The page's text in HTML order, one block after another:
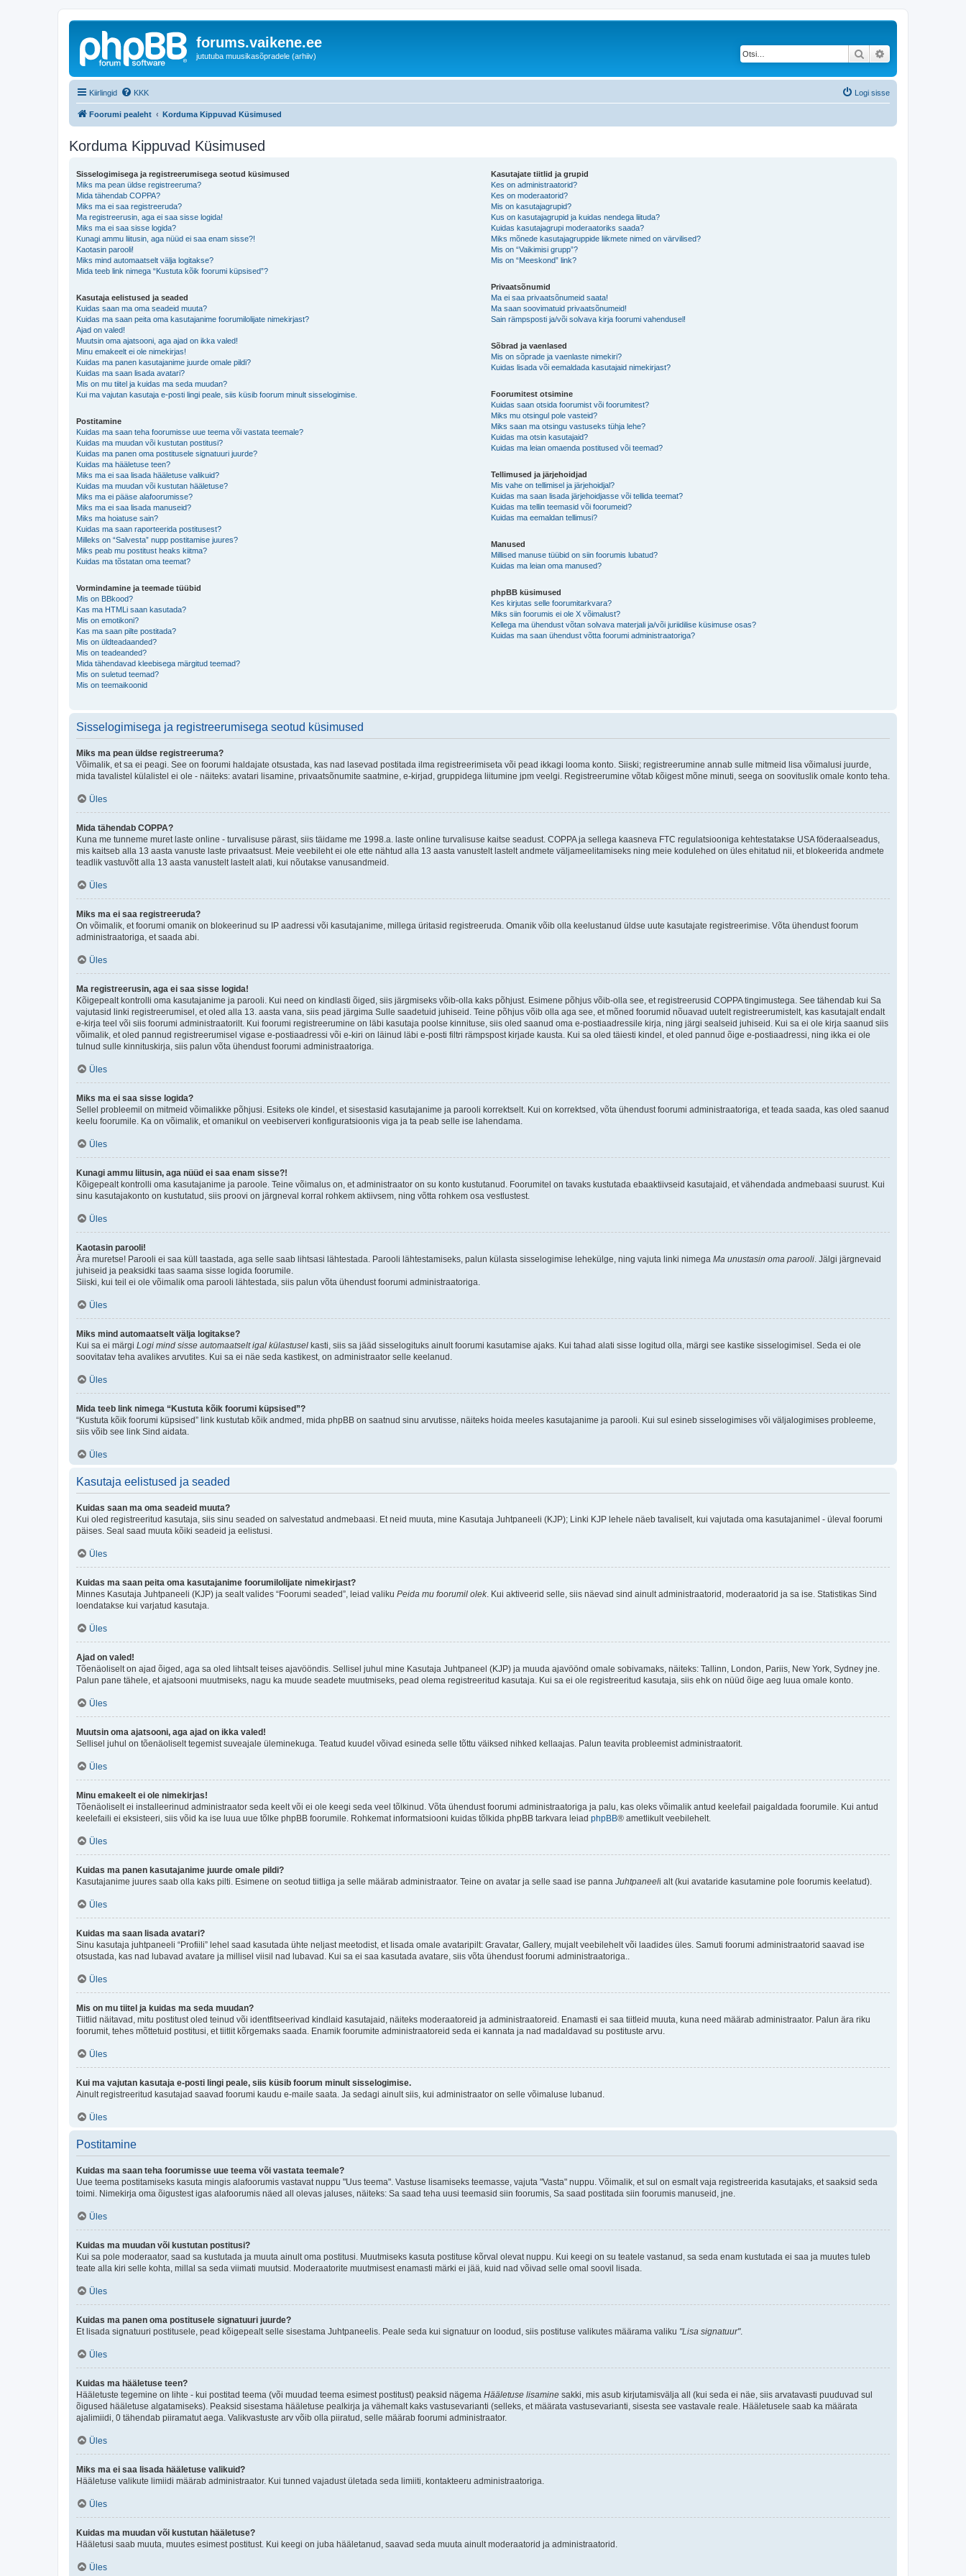
forums.vaikene.ee
jututuba muusikasõpradele (arhiiv) Otsi
Kiirlingid KKK Logi sisse
Foorumi pealeht Korduma Kippuvad Küsimused
Korduma Kippuvad Küsimused
Sisselogimisega ja registreerumisega seotud küsimused
Miks ma pean üldse registreeruma?
Mida tähendab COPPA?
Miks ma ei saa registreeruda?
Ma registreerusin, aga ei saa sisse logida!
Miks ma ei saa sisse logida?
Kunagi ammu liitusin, aga nüüd ei saa enam sisse?!
Kaotasin parooli!
Miks mind automaatselt välja logitakse?
Mida teeb link nimega “Kustuta kõik foorumi küpsised”?
Kasutaja eelistused ja seaded
Kuidas saan ma oma seadeid muuta?
Kuidas ma saan peita oma kasutajanime foorumilolijate nimekirjast?
Ajad on valed!
Muutsin oma ajatsooni, aga ajad on ikka valed!
Minu emakeelt ei ole nimekirjas!
Kuidas ma panen kasutajanime juurde omale pildi?
Kuidas ma saan lisada avatari?
Mis on mu tiitel ja kuidas ma seda muudan?
Kui ma vajutan kasutaja e-posti lingi peale, siis küsib foorum minult sisselogimise.
Postitamine
Kuidas ma saan teha foorumisse uue teema või vastata teemale?
Kuidas ma muudan või kustutan postitusi?
Kuidas ma panen oma postitusele signatuuri juurde?
Kuidas ma hääletuse teen?
Miks ma ei saa lisada hääletuse valikuid?
Kuidas ma muudan või kustutan hääletuse?
Miks ma ei pääse alafoorumisse?
Miks ma ei saa lisada manuseid?
Miks ma hoiatuse sain?
Kuidas ma saan raporteerida postitusest?
Milleks on “Salvesta” nupp postitamise juures?
Miks peab mu postitust heaks kiitma?
Kuidas ma tõstatan oma teemat?
Vormindamine ja teemade tüübid
Mis on BBkood?
Kas ma HTMLi saan kasutada?
Mis on emotikoni?
Kas ma saan pilte postitada?
Mis on üldteadaanded?
Mis on teadeanded?
Mida tähendavad kleebisega märgitud teemad?
Mis on suletud teemad?
Mis on teemaikoonid
Kasutajate tiitlid ja grupid
Kes on administraatorid?
Kes on moderaatorid?
Mis on kasutajagrupid?
Kus on kasutajagrupid ja kuidas nendega liituda?
Kuidas kasutajagrupi moderaatoriks saada?
Miks mõnede kasutajagruppide liikmete nimed on värvilised?
Mis on “Vaikimisi grupp”?
Mis on “Meeskond” link?
Privaatsõnumid
Ma ei saa privaatsõnumeid saata!
Ma saan soovimatuid privaatsõnumeid!
Sain rämpsposti ja/või solvava kirja foorumi vahendusel!
Sõbrad ja vaenlased
Mis on sõprade ja vaenlaste nimekiri?
Kuidas lisada või eemaldada kasutajaid nimekirjast?
Foorumitest otsimine
Kuidas saan otsida foorumist või foorumitest?
Miks mu otsingul pole vasteid?
Miks saan ma otsingu vastuseks tühja lehe?
Kuidas ma otsin kasutajaid?
Kuidas ma leian omaenda postitused või teemad?
Tellimused ja järjehoidjad
Mis vahe on tellimisel ja järjehoidjal?
Kuidas ma saan lisada järjehoidjasse või tellida teemat?
Kuidas ma tellin teemasid või foorumeid?
Kuidas ma eemaldan tellimusi?
Manused
Millised manuse tüübid on siin foorumis lubatud?
Kuidas ma leian oma manused?
phpBB küsimused
Kes kirjutas selle foorumitarkvara?
Miks siin foorumis ei ole X võimalust?
Kellega ma ühendust võtan solvava materjali ja/või juriidilise küsimuse osas?
Kuidas ma saan ühendust võtta foorumi administraatoriga?
Sisselogimisega ja registreerumisega seotud küsimused
Miks ma pean üldse registreeruma?
Võimalik, et sa ei peagi. See on foorumi haldajate otsustada, kas nad lasevad postitada ilma registreerimiseta või pead ikkagi looma konto. Siiski; registreerumine annab sulle mitmeid lisa võimalusi juurde,
mida tavalistel külalistel ei ole - näiteks: avatari lisamine, privaatsõnumite saatmine, e-kirjad, gruppidega liitumine jpm veelgi. Registreerumine võtab kõigest mõne minuti, seega on soovituslik omale konto teha.
Üles
Mida tähendab COPPA?
Kuna me tunneme muret laste online - turvalisuse pärast, siis täidame me 1998.a. laste online turvalisuse kaitse seadust. COPPA ja sellega kaasneva FTC regulatsiooniga kehtestatakse USA föderaalseadus,
mis kaitseb alla 13 aasta vanuste laste privaatsust. Meie veebileht ei ole ette nähtud alla 13 aasta vanustelt lastelt andmete väljameelitamiseks ning meie kodulehed on üles ehitatud nii, et blokeerida andmete
teadlik vastuvõtt alla 13 aasta vanustelt lastelt alati, kui nõutakse vanusandmeid.
Üles
Miks ma ei saa registreeruda?
On võimalik, et foorumi omanik on blokeerinud su IP aadressi või kasutajanime, millega üritasid registreeruda. Omanik võib olla keelustanud üldse uute kasutajate registreerimise. Võta ühendust foorum
administraatoriga, et saada abi.
Üles
Ma registreerusin, aga ei saa sisse logida!
Kõigepealt kontrolli oma kasutajanime ja parooli. Kui need on kindlasti õiged, siis järgmiseks võib-olla kaks põhjust. Esimene põhjus võib-olla see, et registreerusid COPPA tingimustega. See tähendab kui Sa
vajutasid linki registreerumisel, et oled alla 13. aasta vana, siis pead järgima Sulle saadetuid juhiseid. Teine põhjus võib olla aga see, et mõned foorumid nõuavad uutelt registreerumistelt, kas kasutajalt endalt
e-kirja teel või siis foorumi administraatorilt. Kui foorumi registreerumine on läbi kasutaja poolse kinnituse, siis oled saanud oma e-postiaadressile kirja, ning järgi sealseid juhiseid. Kui sa ei ole kirja saanud siis
võimalik, et oled pannud registreerumisel vigase e-postiaadressi või e-kiri on läinud läbi e-posti filtri rämpspost kirjade kausta. Kui sa oled täiesti kindel, et oled pannud õige e-postiaadressi, ning ikka ei ole
tulnud sulle kinnituskirja, siis palun võta ühendust foorumi administraatoriga.
Üles
Miks ma ei saa sisse logida?
Sellel probleemil on mitmeid võimalikke põhjusi. Esiteks ole kindel, et sisestasid kasutajanime ja parooli korrektselt. Kui on korrektsed, võta ühendust foorumi administraatoriga, et teada saada, kas oled saanud
keelu foorumile. Ka on võimalik, et omanikul on veebiserveri konfiguratsioonis viga ja ta peab selle ise lahendama.
Üles
Kunagi ammu liitusin, aga nüüd ei saa enam sisse?!
Kõigepealt kontrolli oma kasutajanime ja paroole. Teine võimalus on, et administraator on su konto kustutanud. Foorumitel on tavaks kustutada ebaaktiivseid kasutajaid, et vähendada andmebaasi suurust. Kui
sinu kasutajakonto on kustutatud, siis proovi on järgneval korral rohkem aktiivsem, ning võtta rohkem osa vestlustest.
Üles
Kaotasin parooli!
Ära muretse! Parooli ei saa küll taastada, aga selle saab lihtsasi lähtestada. Parooli lähtestamiseks, palun külasta sisselogimise lehekülge, ning vajuta linki nimega Ma unustasin oma parooli . Jälgi järgnevaid
juhiseid ja peaksidki taas saama sisse logida foorumile.
Siiski, kui teil ei ole võimalik oma parooli lähtestada, siis palun võta ühendust foorumi administraatoriga.
Üles
Miks mind automaatselt välja logitakse?
Kui sa ei märgi Logi mind sisse automaatselt igal külastusel kasti, siis sa jääd sisselogituks ainult foorumi kasutamise ajaks. Kui tahad alati sisse logitud olla, märgi see kastike sisselogimisel. Seda ei ole
soovitatav teha avalikes arvutites. Kui sa ei näe seda kastikest, on administraator selle keelanud.
Üles
Mida teeb link nimega “Kustuta kõik foorumi küpsised”?
“Kustuta kõik foorumi küpsised” link kustutab kõik andmed, mida phpBB on saatnud sinu arvutisse, näiteks hoida meeles kasutajanime ja parooli. Kui sul esineb sisselogimises või väljalogimises probleeme,
siis võib see link Sind aidata.
Üles
Kasutaja eelistused ja seaded
Kuidas saan ma oma seadeid muuta?
Kui oled registreeritud kasutaja, siis sinu seaded on salvestatud andmebaasi. Et neid muuta, mine Kasutaja Juhtpaneeli (KJP); Linki KJP lehele näeb tavaliselt, kui vajutada oma kasutajanimel - üleval foorumi
päises. Seal saad muuta kõiki seadeid ja eelistusi.
Üles
Kuidas ma saan peita oma kasutajanime foorumilolijate nimekirjast?
Minnes Kasutaja Juhtpaneeli (KJP) ja sealt valides “Foorumi seaded”, leiad valiku Peida mu foorumil olek. Kui aktiveerid selle, siis näevad sind ainult administraatorid, moderaatorid ja sa ise. Statistikas Sind
loendatakse kui varjatud kasutaja.
Üles
Ajad on valed!
Tõenäoliselt on ajad õiged, aga sa oled lihtsalt teises ajavööndis. Sellisel juhul mine Kasutaja Juhtpaneel (KJP) ja muuda ajavöönd omale sobivamaks, näiteks: Tallinn, London, Pariis, New York, Sydney jne.
Palun pane tähele, et ajatsooni muutmiseks, nagu ka muude seadete muutmiseks, pead olema registreeritud kasutaja. Kui sa ei ole registreeritud kasutaja, siis ehk on nüüd õige aeg luua omale konto.
Üles
Muutsin oma ajatsooni, aga ajad on ikka valed!
Sellisel juhul on tõenäoliselt tegemist suveajale üleminekuga. Teatud kuudel võivad esineda selle tõttu väiksed nihked kellaajas. Palun teavita probleemist administraatorit.
Üles
Minu emakeelt ei ole nimekirjas!
Tõenäoliselt ei installeerinud administraator seda keelt või ei ole keegi seda veel tõlkinud. Võta ühendust foorumi administraatoriga ja palu, kas oleks võimalik antud keelefail paigaldada foorumile. Kui antud
keelefaili ei eksisteeri, siis võid ka ise luua uue tõlke phpBB foorumile. Rohkemat informatsiooni kuidas tõlkida phpBB tarkvara leiad phpBB® ametlikult veebilehelt.
Üles
Kuidas ma panen kasutajanime juurde omale pildi?
Kasutajanime juures saab olla kaks pilti. Esimene on seotud tiitliga ja selle määrab administraator. Teine on avatar ja selle saad ise panna Juhtpaneeli alt (kui avataride kasutamine pole foorumis keelatud).
Üles
Kuidas ma saan lisada avatari?
Sinu kasutaja juhtpaneeli “Profiili” lehel saad kasutada ühte neljast meetodist, et lisada omale avataripilt: Gravatar, Gallery, mujalt veebilehelt või laadides üles. Samuti foorumi administraatorid saavad ise
otsustada, kas nad lubavad avatare ja millisel viisil nad lubavad. Kui sa ei saa kasutada avatare, siis võta ühendust foorumi administraatoriga..
Üles
Mis on mu tiitel ja kuidas ma seda muudan?
Tiitlid näitavad, mitu postitust oled teinud või identfitseerivad kindlaid kasutajaid, näiteks moderaatoreid ja administraatoreid. Enamasti ei saa tiitleid muuta, kuna need määrab administraator. Palun ära riku
foorumit, tehes mõttetuid postitusi, et tiitlit kõrgemaks saada. Enamik foorumite administraatoreid seda ei kannata ja nad madaldavad su postituste arvu.
Üles
Kui ma vajutan kasutaja e-posti lingi peale, siis küsib foorum minult sisselogimise.
Ainult registreeritud kasutajad saavad foorumi kaudu e-maile saata. Ja sedagi ainult siis, kui administraator on selle võimaluse lubanud.
Üles
Postitamine
Kuidas ma saan teha foorumisse uue teema või vastata teemale?
Uue teema postitamiseks kasuta mingis alafoorumis vastavat nuppu "Uus teema". Vastuse lisamiseks teemasse, vajuta "Vasta" nuppu. Võimalik, et sul on esmalt vaja registreerida kasutajaks, et saaksid seda
toimi. Nimekirja oma õigustest igas alafoorumis näed all olevas jaluses, näiteks: Sa saad teha uusi teemasid siin foorumis, Sa saad postitada siin foorumis manuseid, jne.
Üles
Kuidas ma muudan või kustutan postitusi?
Kui sa pole moderaator, saad sa kustutada ja muuta ainult oma postitusi. Muutmiseks kasuta postituse kõrval olevat nuppu. Kui keegi on su teatele vastanud, sa seda enam kustutada ei saa ja muutes tuleb
teate alla kiri selle kohta, millal sa seda viimati muutsid. Moderaatorite muutmisest enamasti märki ei jää, kuid nad võivad selle omal soovil lisada.
Üles
Kuidas ma panen oma postitusele signatuuri juurde?
Et lisada signatuuri postitusele, pead kõigepealt selle sisestama Juhtpaneelis. Peale seda kui signatuur on loodud, siis postituse valikutes määrama valiku "Lisa signatuur".
Üles
Kuidas ma hääletuse teen?
Hääletuste tegemine on lihte - kui postitad teema (või muudad teema esimest postitust) peaksid nägema Hääletuse lisamine sakki, mis asub kirjutamisvälja all (kui seda ei näe, siis arvatavasti puuduvad sul
õigused hääletuse algatamiseks). Peaksid sisestama hääletuse pealkirja ja vähemalt kaks vastusevarianti (selleks, et määrata vastusevarianti, sisesta see vastavale reale. Hääletusele saab ka määrata
ajalimiidi, 0 tähendab piiramatut aega. Valikvastuste arv võib olla piiratud, selle määrab foorumi administraator.
Üles
Miks ma ei saa lisada hääletuse valikuid?
Hääletuse valikute limiidi määrab administraator. Kui tunned vajadust ületada seda limiiti, kontakteeru administraatoriga.
Üles
Kuidas ma muudan või kustutan hääletuse?
Hääletusi saab muuta, muutes esimest postitust. Kui keegi on juba hääletanud, saavad seda muuta ainult moderaatorid ja administraatorid.
Üles